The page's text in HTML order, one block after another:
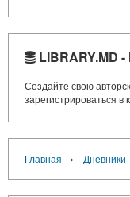
LIBRARY.MD
Создайте свою
зарегистрироваться в
Главная › Дневники